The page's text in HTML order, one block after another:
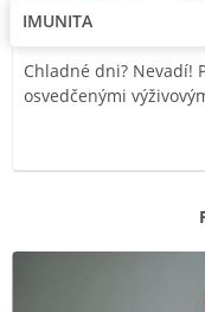
IMUNITA
Chladné dni? Nevadí!
osvedčenými